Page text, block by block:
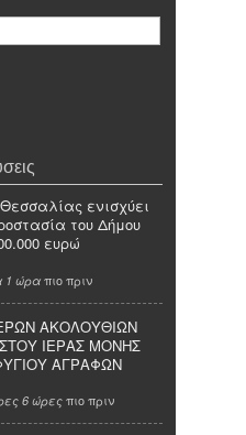
ενισχύει
του Δήμου
ευρώ
1 ώρα πιο πριν
ΑΚΟΛΟΥΘΙΩΝ
ΙΕΡΑΣ ΜΟΝΗΣ
ΑΓΡΑΦΩΝ
6 ώρεςπιο πριν